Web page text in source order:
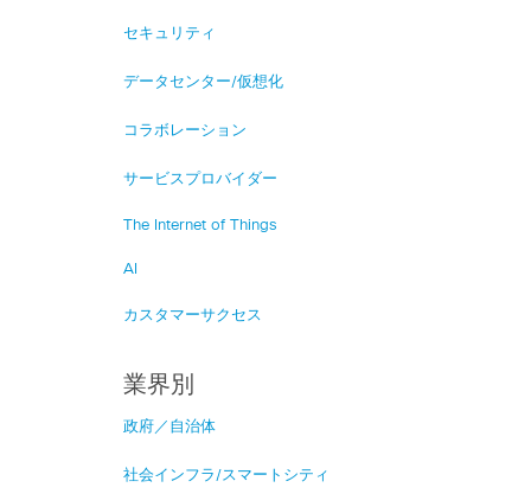
セキュリティ
データセンター/仮想化
コラボレーション
サービスプロバイダー
The Internet of Things
AI
カスタマーサクセス
業界別
政府／自治体
社会インフラ/スマートシティ